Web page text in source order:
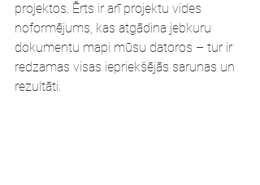
projektos. Ērts ir arī projektu vides
noformējums, kas atgādina jebkuru
dokumentu mapi mūsu datoros – tur ir
redzamas visas iepriekšējās sarunas un
rezultāti.